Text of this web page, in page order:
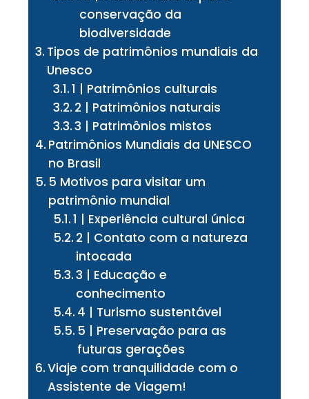
conservação da
biodiversidade
Tipos de patrimônios mundiais da
Unesco
1 | Patrimônios culturais
2 | Patrimônios naturais
3 | Patrimônios mistos
Patrimônios Mundiais da UNESCO
no Brasil
5 Motivos para visitar um
patrimônio mundial
1 | Experiência cultural única
2 | Contato com a natureza
intocada
3 | Educação e
conhecimento
4 | Turismo sustentável
5 | Preservação para as
futuras gerações
Viaje com tranquilidade com o
Assistente de Viagem!